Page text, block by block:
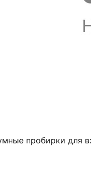
пробирки для